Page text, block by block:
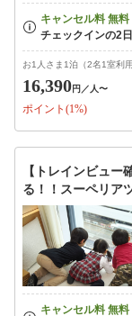
お1人さま1泊（2名1室利
16,390円 ／人〜
ポイント(1%)
【トレインビュー
る！！スーペリア